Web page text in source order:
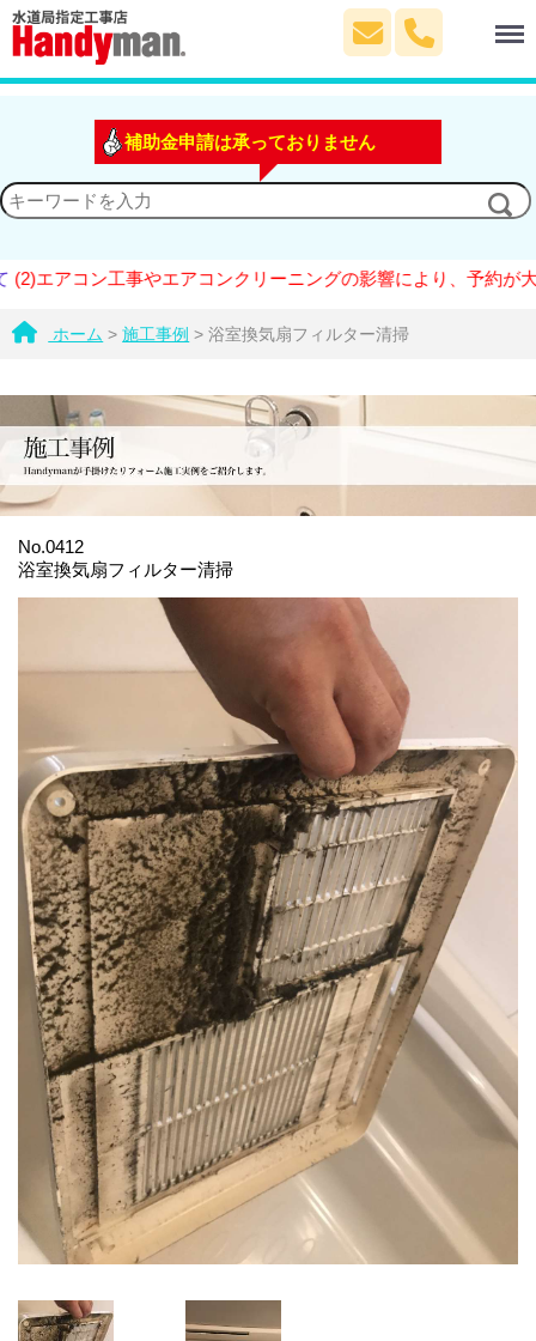
補助金申請は承っておりません
コン工事やエアコンクリーニングの影響により、予約が大変混
ホーム >施工事例 >浴室換気扇フィルター清掃
No.0412
浴室換気扇フィルター清掃